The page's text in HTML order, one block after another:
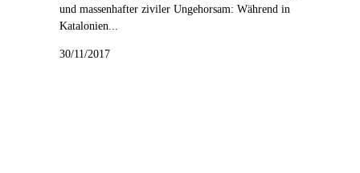
und massenhafter ziviler Ungehorsam: Während in
Katalonien...
30/11/2017